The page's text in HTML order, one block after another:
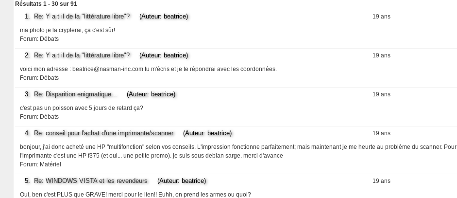
Résultats 1 - 30 sur 91
19 ans
1. Re: Y a t il de la "littérature libre"?(Auteur: beatrice)
ma photo je la crypterai, ça c'est sûr!
Forum: Débats
19 ans
2. Re: Y a t il de la "littérature libre"?(Auteur: beatrice)
voici mon adresse : beatrice@nasman-inc.com tu m'écris et je te répondrai avec les coordonnées.
Forum: Débats
19 ans
3. Re: Disparition enigmatique... (Auteur: beatrice)
c'est pas un poisson avec 5 jours de retard ça?
Forum: Débats
19 ans
4. Re: conseil pour l'achat d'une imprimante/scanner(Auteur: beatrice)
bonjour, j'ai donc acheté une HP "multifonction" selon vos conseils. L'impression fonctionne parfaitement; mais maintenant je me heurte au problème du scanner. Pour
l'imprimante c'est une HP f375 (et oui... une petite promo). je suis sous debian sarge. merci d'avance
Forum: Matériel
19 ans
5. Re: WINDOWS VISTA et les revendeurs(Auteur: beatrice)
Oui, ben c'est PLUS que GRAVE! merci pour le lien!! Euhh, on prend les armes ou quoi?